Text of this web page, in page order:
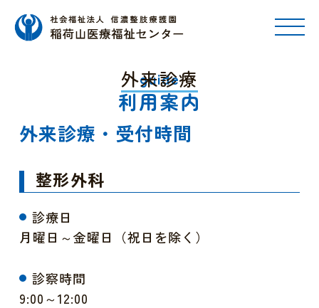
guide
利用案内
外来診療
外来診療・受付時間
整形外科
診療日
月曜日～金曜日（祝日を除く）
診察時間
9:00～12:00